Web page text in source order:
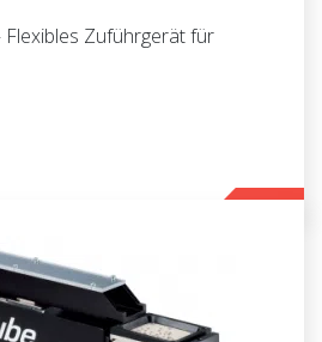
Flexibles Zuführgerät für